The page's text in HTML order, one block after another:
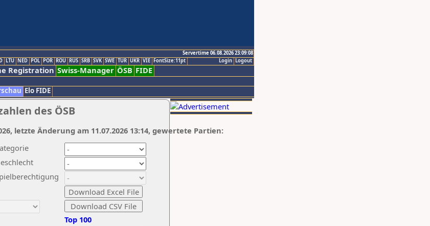
Servertime 06.08.2026 23:09:08
Logout
Login
LTU NED POL POR ROU RUS SRB SVK SWE TUR UKR VIE FontSize:11pt
Registration Swiss-Manager ÖSB FIDE
Elo FIDE
des ÖSB
Top 100
letzte Änderung am 11.07.2026 13:14, gewertete Partien: